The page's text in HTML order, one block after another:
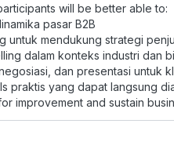
will be better able to:
pasar B2B
untuk mendukung strategi
dalam konteks industri dan
dan presentasi untuk
praktis yang dapat langsung
improvement and sustain